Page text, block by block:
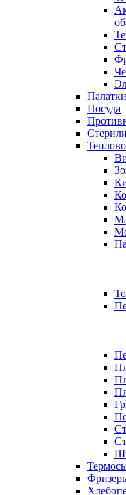
Посуда